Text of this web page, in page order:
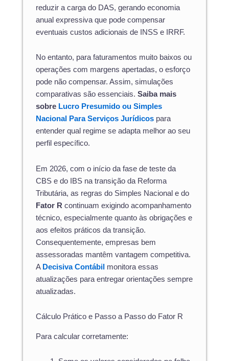
reduzir a carga do DAS, gerando economia
anual expressiva que pode compensar
eventuais custos adicionais de INSS e IRRF.
No entanto, para faturamentos muito baixos ou
operações com margens apertadas, o esforço
pode não compensar. Assim, simulações
comparativas são essenciais. Saiba mais
sobre Lucro Presumido ou Simples
Nacional Para Serviços Jurídicos para
entender qual regime se adapta melhor ao seu
perfil específico.
Em 2026, com o início da fase de teste da
CBS e do IBS na transição da Reforma
Tributária, as regras do Simples Nacional e do
Fator R continuam exigindo acompanhamento
técnico, especialmente quanto às obrigações e
aos efeitos práticos da transição.
Consequentemente, empresas bem
assessoradas mantêm vantagem competitiva.
A Decisiva Contábil monitora essas
atualizações para entregar orientações sempre
atualizadas.
Cálculo Prático e Passo a Passo do Fator R
Para calcular corretamente: